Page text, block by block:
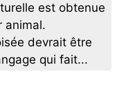
est obtenue
devrait être
qui fait...